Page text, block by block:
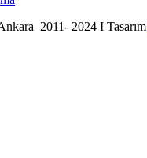
2011- 2024 I Tasarım